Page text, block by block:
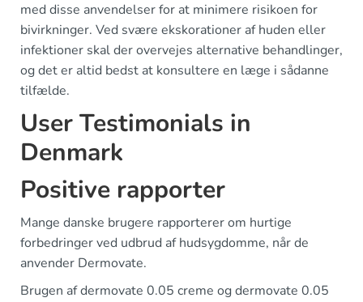
med disse anvendelser for at minimere risikoen for
bivirkninger. Ved svære ekskorationer af huden eller
infektioner skal der overvejes alternative behandlinger,
og det er altid bedst at konsultere en læge i sådanne
tilfælde.
User Testimonials in
Denmark
Positive rapporter
Mange danske brugere rapporterer om hurtige
forbedringer ved udbrud af hudsygdomme, når de
anvender Dermovate.
Brugen af dermovate 0.05 creme og dermovate 0.05